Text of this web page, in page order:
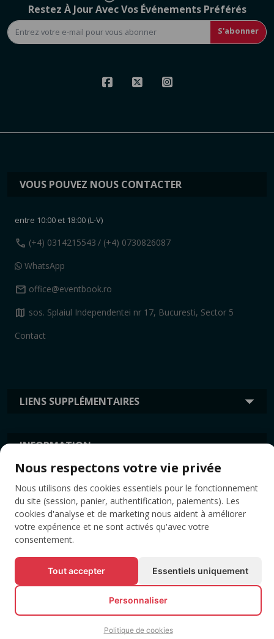
Restez À Jour Avec Vos Événements Préférés
S'abonner
LIENS SUPPLÉMENTAIRES
INFORMATION
VOUS POUVEZ NOUS CONTACTER
entre 10:00 et 18:00 (L-V)
call (+4) 0314215543 / (+4) 0730826087
WhatsApp
mail office@eventbook.ro
map sos. Splaiul Independentei nr 17, Bucuresti, Sector 5
Contact
ÉTIQUETTES
© Tous droits réservés EVENTBOOK SRL.
Nous respectons votre vie privée
Nous utilisons des cookies essentiels pour le fonctionnement
du site (session, panier, authentification, paiements). Les
cookies d'analyse et de marketing nous aident à améliorer
votre expérience et ne sont activés qu'avec votre
consentement.
Tout accepter Essentiels uniquement
Personnaliser
Politique de cookies